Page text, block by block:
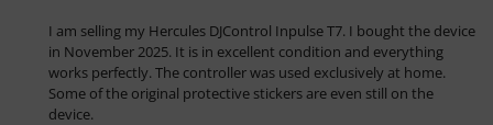
I am selling my Hercules DJControl Inpulse T7. I bought the device
in November 2025. It is in excellent condition and everything
works perfectly. The controller was used exclusively at home.
Some of the original protective stickers are even still on the
device.